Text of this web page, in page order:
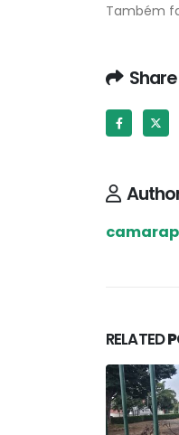
Também
RELATED